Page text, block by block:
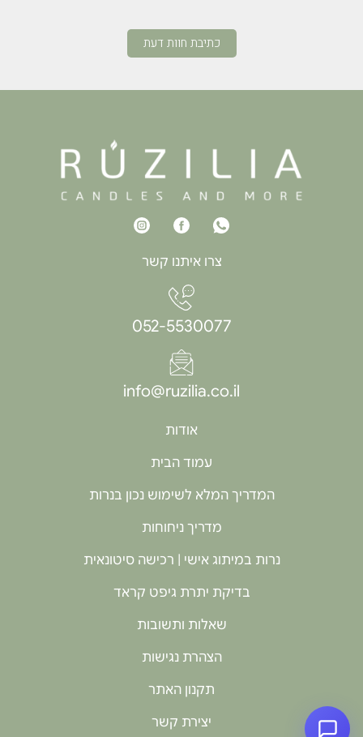
כתיבת חוות דעת
צרו איתנו קשר
052-5530077
info@ruzilia.co.il
אודות
עמוד הבית
המדריך המלא לשימוש נכון בנרות
מדריך ניחוחות
נרות במיתוג אישי | רכישה סיטונאית
בדיקת יתרת גיפט קראד
שאלות ותשובות
הצהרת נגישות
תקנון האתר
יצירת קשר